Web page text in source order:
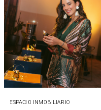
ESPACIO INMOBILIARIO